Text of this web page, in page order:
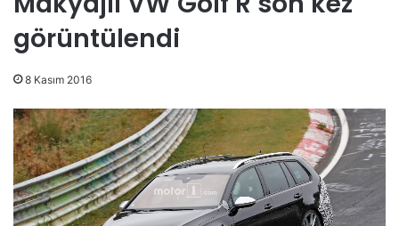
görüntülendi
8 Kasım 2016